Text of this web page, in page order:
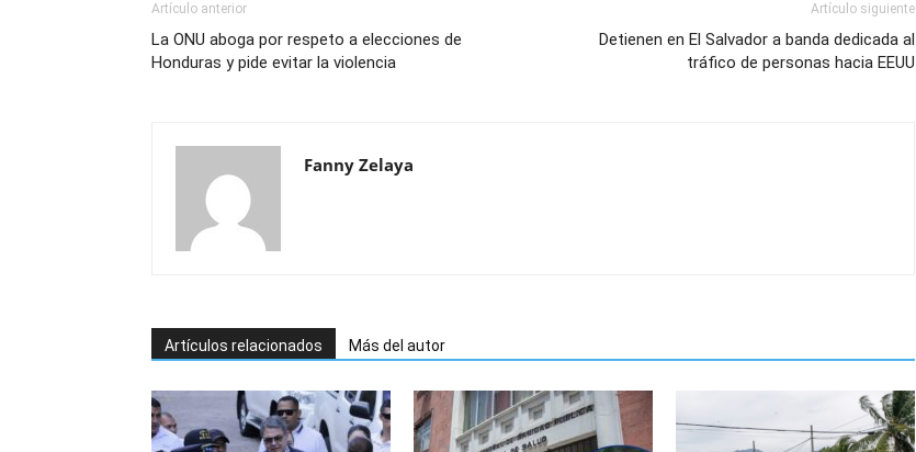
Artículo anterior
La ONU aboga por respeto a elecciones de
Honduras y pide evitar la violencia
Artículo siguiente
Detienen en El Salvador a banda dedicada al
tráfico de personas hacia EEUU
Fanny Zelaya
Artículos relacionados Más del autor